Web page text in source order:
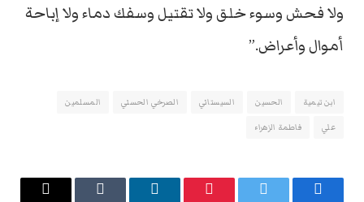
ولا فحش وسوء خلق ولا تقتيل وسفك دماء ولا إباحة
أموال وأعراض.”
ابن تيمية الحسين السيستاني الصرخي الحسني
المسلمين
علي
فاطمة الزهراء